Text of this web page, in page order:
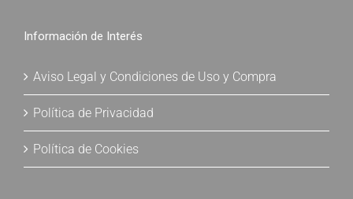
Información de Interés
Aviso Legal y Condiciones de Uso y Compra
Política de Privacidad
Política de Cookies